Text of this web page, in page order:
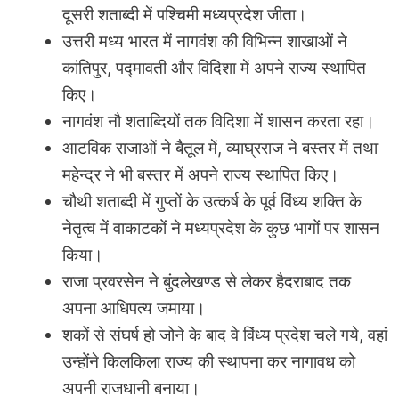
दूसरी शताब्दी में पश्चिमी मध्यप्रदेश जीता।
उत्तरी मध्य भारत में नागवंश की विभिन्न शाखाओं ने
कांतिपुर, पद्मावती और विदिशा में अपने राज्य स्थापित
किए।
नागवंश नौ शताब्दियों तक विदिशा में शासन करता रहा।
आटविक राजाओं ने बैतूल में, व्याघ्रराज ने बस्तर में तथा
महेन्द्र ने भी बस्तर में अपने राज्य स्थापित किए।
चौथी शताब्दी में गुप्तों के उत्कर्ष के पूर्व विंध्य शक्ति के
नेतृत्व में वाकाटकों ने मध्यप्रदेश के कुछ भागों पर शासन
किया।
राजा प्रवरसेन ने बुंदलेखण्ड से लेकर हैदराबाद तक
अपना आधिपत्य जमाया।
शकों से संघर्ष हो जोने के बाद वे विंध्य प्रदेश चले गये, वहां
उन्होंने किलकिला राज्य की स्थापना कर नागावध को
अपनी राजधानी बनाया।